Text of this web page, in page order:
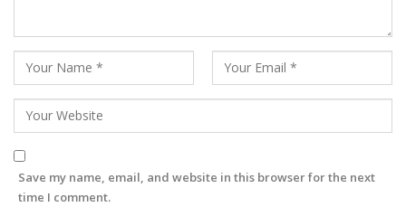
Save my name, email, and website in this browser for the next
time I comment.